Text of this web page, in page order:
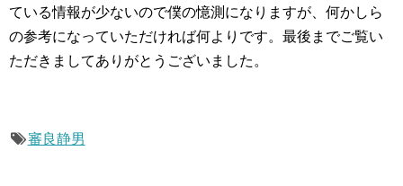
ている情報が少ないので僕の憶測になりますが、何かしら
の参考になっていただければ何よりです。最後までご覧い
ただきましてありがとうございました。
審良静男